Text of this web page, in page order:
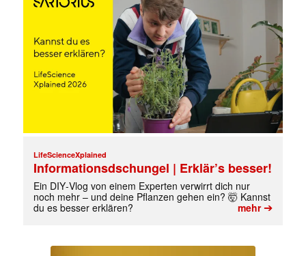
LifeScienceXplained
Informationsdschungel | Erklär’s besser!
Ein DIY‑Vlog von einem Experten verwirrt dich nur
noch mehr – und deine Pflanzen gehen ein? 🤯 Kannst
du es besser erklären?
mehr➔